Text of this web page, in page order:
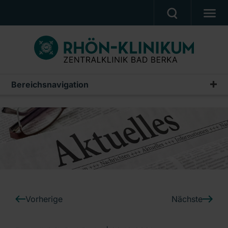
UNSERE KLINIK
PATIENTEN & ANGEHÖRIGE
PRESSE, VERANSTALTUNGEN, FILME
Ein Unternehmen der RHÖN-KLINIKUM AG
Bereichsnavigation
Pressemeldungen
Archiv
Vorherige Nächste